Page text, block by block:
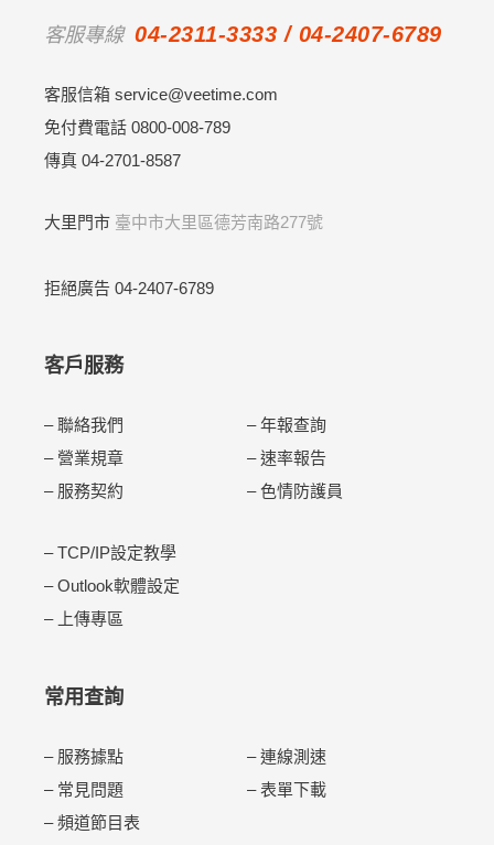
客服專線 04-2311-3333 / 04-2407-6789
客服信箱 service@veetime.com
免付費電話 0800-008-789
傳真 04-2701-8587
大里門市 臺中市大里區德芳南路277號
拒絕廣告 04-2407-6789
客戶服務
–聯絡我們
– 營業規章
– 服務契約
–年報查詢
–速率報告
–色情防護員
–TCP/IP設定教學
–Outlook軟體設定
– 上傳專區
常用查詢
– 服務據點
– 常見問題
–頻道節目表
–連線測速
–表單下載